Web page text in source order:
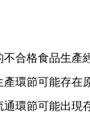
不合格食品生產
環節可能存在
環節可能出現